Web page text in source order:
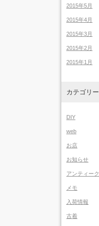
2015年5月
2015年4月
2015年3月
2015年2月
2015年1月
カテゴリー
DIY
web
お店
お知らせ
アンティーク
メモ
入荷情報
古着